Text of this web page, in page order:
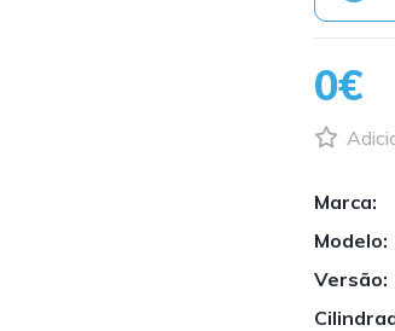
0€
Marca:
Modelo:
Versão: